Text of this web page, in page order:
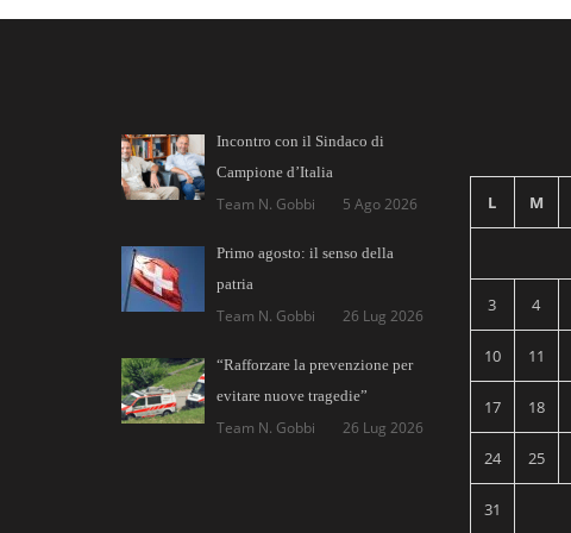
Incontro con il Sindaco di
Campione d’Italia
Team N. Gobbi 5 Ago 2026
Primo agosto: il senso della
patria
Team N. Gobbi 26 Lug 2026
“Rafforzare la prevenzione per
evitare nuove tragedie”
Team N. Gobbi 26 Lug 2026
L M
3 4
10 11
17 18
24 25
31